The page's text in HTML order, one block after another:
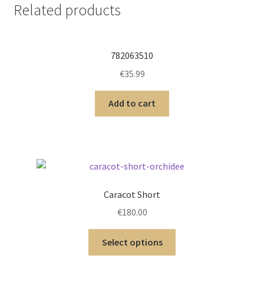
Related products
782063510
€35.99
Add to cart
Caracot Short
€180.00
Select options